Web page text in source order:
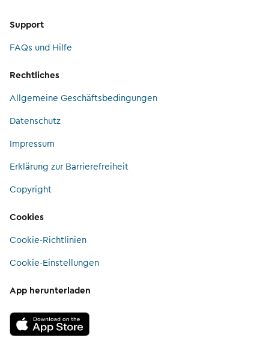
Support
FAQs und Hilfe
Rechtliches
Allgemeine Geschäftsbedingungen
Datenschutz
Impressum
Erklärung zur Barrierefreiheit
Copyright
Cookies
Cookie-Richtlinien
Cookie-Einstellungen
App herunterladen